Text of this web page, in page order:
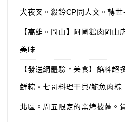
犬夜叉。殺鈴CP同人文。轉世
【高雄。岡山】阿國鵝肉岡山
美味
【發送網體驗。美食】餡料超
鮮粽。七哥料理干貝/鮑魚肉粽
北區。周五限定的窯烤披薩。